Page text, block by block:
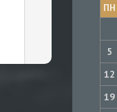
ПН
5
12
19